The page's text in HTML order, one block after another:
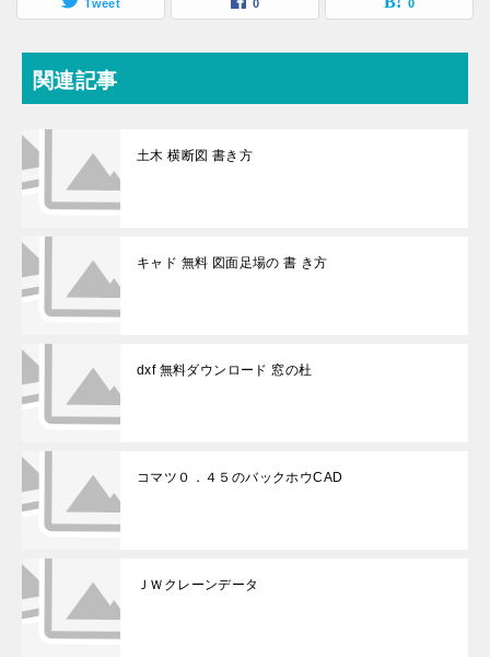
Tweet 0 0
関連記事
土木 横断図 書き方
キャド 無料 図面足場の 書 き方
dxf 無料ダウンロード 窓の杜
コマツ０．４５のバックホウCAD
ＪＷクレーンデータ